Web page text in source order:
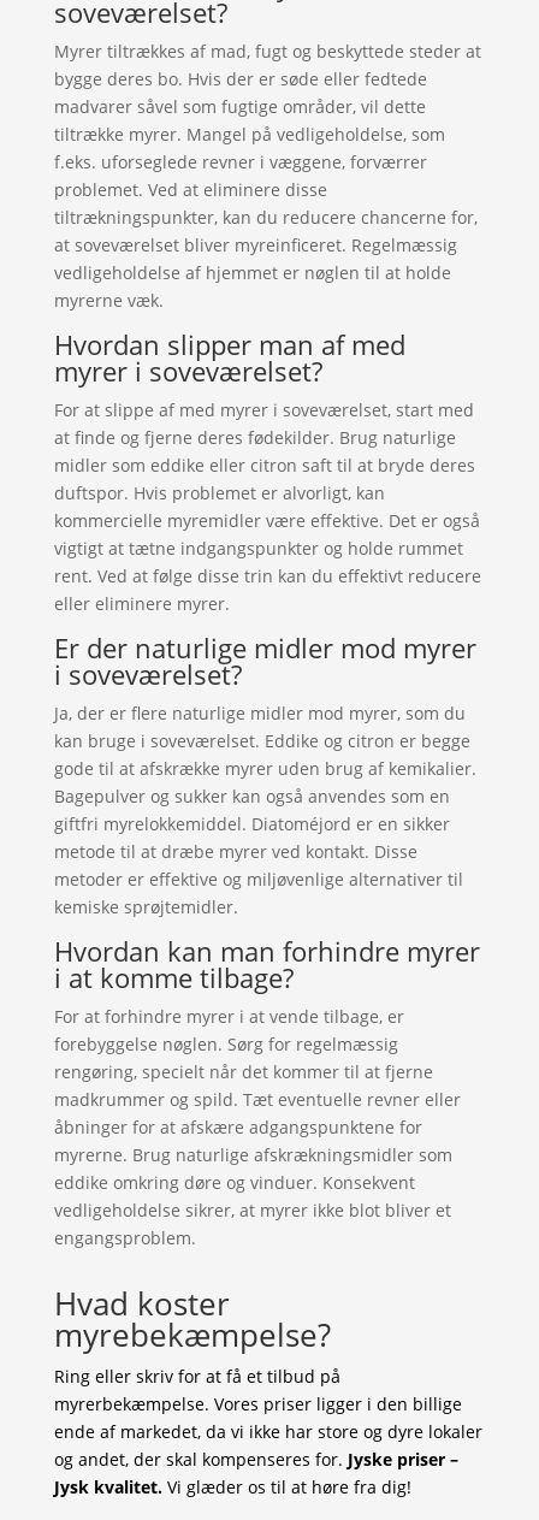
soveværelset?
Myrer tiltrækkes af mad, fugt og beskyttede steder at
bygge deres bo. Hvis der er søde eller fedtede
madvarer såvel som fugtige områder, vil dette
tiltrække myrer. Mangel på vedligeholdelse, som
f.eks. uforseglede revner i væggene, forværrer
problemet. Ved at eliminere disse
tiltrækningspunkter, kan du reducere chancerne for,
at soveværelset bliver myreinficeret. Regelmæssig
vedligeholdelse af hjemmet er nøglen til at holde
myrerne væk.
Hvordan slipper man af med
myrer i soveværelset?
For at slippe af med myrer i soveværelset, start med
at finde og fjerne deres fødekilder. Brug naturlige
midler som eddike eller citron saft til at bryde deres
duftspor. Hvis problemet er alvorligt, kan
kommercielle myremidler være effektive. Det er også
vigtigt at tætne indgangspunkter og holde rummet
rent. Ved at følge disse trin kan du effektivt reducere
eller eliminere myrer.
Er der naturlige midler mod myrer
i soveværelset?
Ja, der er flere naturlige midler mod myrer, som du
kan bruge i soveværelset. Eddike og citron er begge
gode til at afskrække myrer uden brug af kemikalier.
Bagepulver og sukker kan også anvendes som en
giftfri myrelokkemiddel. Diatoméjord er en sikker
metode til at dræbe myrer ved kontakt. Disse
metoder er effektive og miljøvenlige alternativer til
kemiske sprøjtemidler.
Hvordan kan man forhindre myrer
i at komme tilbage?
For at forhindre myrer i at vende tilbage, er
forebyggelse nøglen. Sørg for regelmæssig
rengøring, specielt når det kommer til at fjerne
madkrummer og spild. Tæt eventuelle revner eller
åbninger for at afskære adgangspunktene for
myrerne. Brug naturlige afskrækningsmidler som
eddike omkring døre og vinduer. Konsekvent
vedligeholdelse sikrer, at myrer ikke blot bliver et
engangsproblem.
Hvad koster
myrebekæmpelse?
Ring eller skriv for at få et tilbud på
myrerbekæmpelse. Vores priser ligger i den billige
ende af markedet, da vi ikke har store og dyre lokaler
og andet, der skal kompenseres for. Jyske priser –
Jysk kvalitet.Vi glæder os til at høre fra dig!